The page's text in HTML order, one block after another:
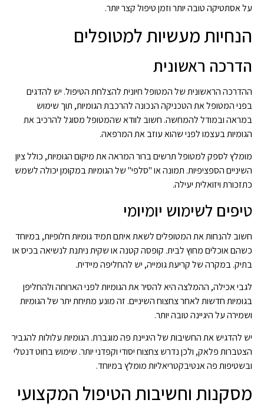
על אסתטיקה טובה יותר וזמן טיפול קצר יותר.
הנחיות מעשיות למטופלים
הדרכה ראשונית
ההדרכה הראשונית של המטופל חיונית להצלחת הטיפול. יש להדגים
בפני המטופל את הטכניקה הנכונה להרכבת הגומיות, תוך שימוש
במראה ובמודל להמחשה. חשוב לוודא שהמטופל מסוגל להרכיב את
הגומיות בעצמו לפני שהוא עוזב את המרפאה.
מומלץ לספק למטופל תרשים ברור המראה את מיקום הגומיות, כולל ציון
השיניים הספציפיות. תמונה או "סלפי" של הגומיות במקומן יכולה לשמש
כתזכורת ויזואלית יעילה.
טיפים לשימוש יומיומי
חשוב להנחות את המטופלים לשאת איתם תמיד גומיות חלופיות, במיוחד
כשהם אוכלים מחוץ לבית. קופסה קטנה או שקית ניתנת לנשיאה בכיס או
בתיק. במקרה של קריעת גומייה, יש להחליפה מיידית.
לגבי אכילה, ההמלצה היא להסיר את הגומיות לפני הארוחה ולהחליפן
בגומיות חדשות לאחר צחצוח השיניים. זה מונע מתיחת יתר של הגומיות
ושמירה על היגיינה טובה יותר.
יש להדגיש את החשיבות של היגיינת פה מוגברת. הגומיות עלולות להגביר
הצטברות פלאק, ולכן נדרש צחצוח יסודי וקפדני יותר. שימוש בחוט דנטלי
ובשטיפות פה אנטיבקטריאליות מומלץ במיוחד.
מסקנות וחשיבות הטיפול המקצועי